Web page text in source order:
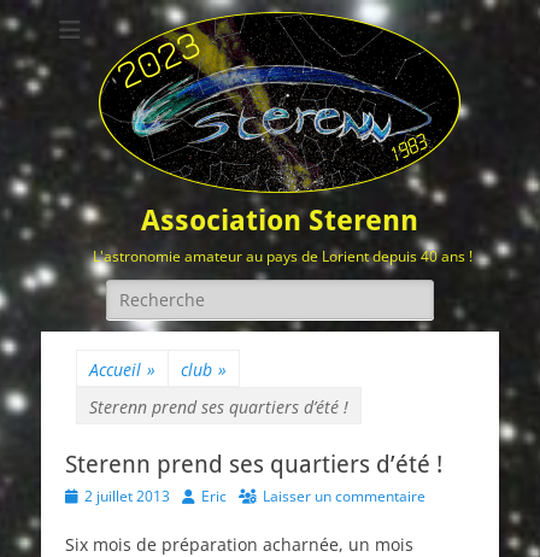
Association Sterenn
L'astronomie amateur au pays de Lorient depuis 40 ans !
Rechercher :
Accueil » club »
Sterenn prend ses quartiers d’été !
Sterenn prend ses quartiers d’été !
Posted2 juillet 2013 Author
Eric Laisser un commentaire
Six mois de préparation acharnée, un mois